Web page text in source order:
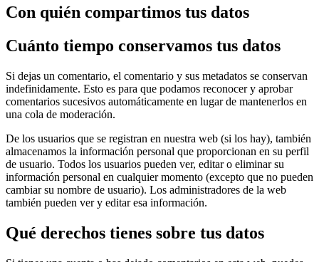
Con quién compartimos tus datos
Cuánto tiempo conservamos tus datos
Si dejas un comentario, el comentario y sus metadatos se conservan
indefinidamente. Esto es para que podamos reconocer y aprobar
comentarios sucesivos automáticamente en lugar de mantenerlos en
una cola de moderación.
De los usuarios que se registran en nuestra web (si los hay), también
almacenamos la información personal que proporcionan en su perfil
de usuario. Todos los usuarios pueden ver, editar o eliminar su
información personal en cualquier momento (excepto que no pueden
cambiar su nombre de usuario). Los administradores de la web
también pueden ver y editar esa información.
Qué derechos tienes sobre tus datos